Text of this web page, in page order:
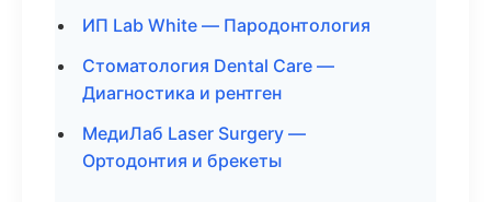
ИП Lab White — Пародонтология
Стоматология Dental Care —
Диагностика и рентген
МедиЛаб Laser Surgery —
Ортодонтия и брекеты